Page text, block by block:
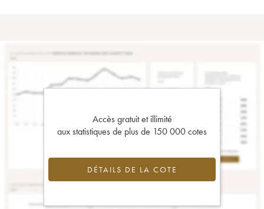
Accès gratuit et illimité
aux statistiques de plus de 150 000 cotes
DÉTAILS DE LA COTE